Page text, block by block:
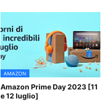
AMAZON
Amazon Prime Day 2023 [11
e 12 luglio]